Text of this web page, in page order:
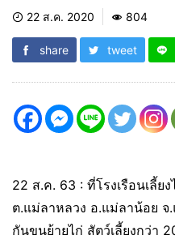
22 ส.ค. 2020 804
share tweet
22 ส.ค. 63 : ที่โรงเรือนเลี้ย
ต.แม่ลาหลวง อ.แม่ลาน้อย
กันขนย้ายไก่ สัตว์เลี้ยงกว่า